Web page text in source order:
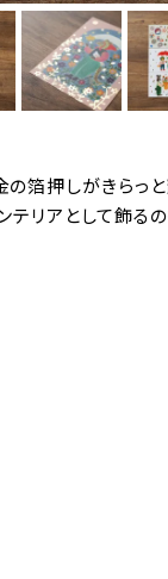
箔押しがきらっ
テリアとして飾る